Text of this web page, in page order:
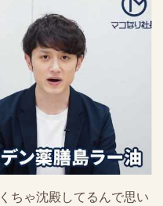
ちゃ沈殿してるんで思い